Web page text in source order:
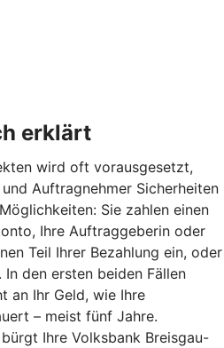
erklärt
wird oft vorausgesetzt,
Auftragnehmer Sicherheiten
Sie zahlen einen
Ihre Auftraggeberin oder
Teil Ihrer Bezahlung ein, oder
den ersten beiden Fällen
an Ihr Geld, wie Ihre
– meist fünf Jahre.
Ihre Volksbank Breisgau-